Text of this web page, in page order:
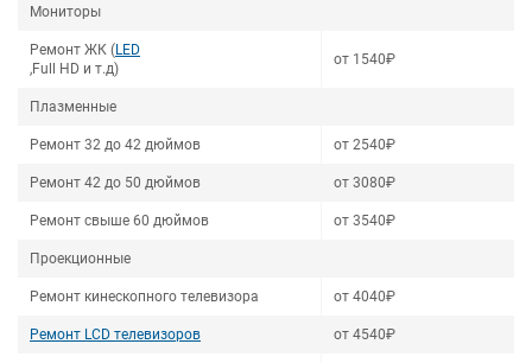
Мониторы
Ремонт ЖК (LED
,Full HD и т.д)
от 1540₽
Плазменные
Ремонт 32 до 42 дюймов от 2540₽
Ремонт 42 до 50 дюймов от 3080₽
Ремонт свыше 60 дюймов от 3540₽
Проекционные
Ремонт кинескопного телевизора от 4040₽
Ремонт LCD телевизоров от 4540₽